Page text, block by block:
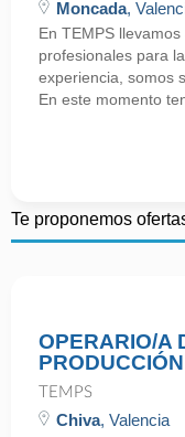
Moncada,
En TEMPS
profesionales para
experiencia, somos
En este momento
Te proponemos
OPERARIO/A
PRODUCCIÓN
TEMPS
Chiva, Valencia